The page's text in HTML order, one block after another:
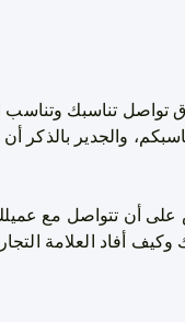
تناسبك وتناسب
والجدير بالذكر
أن تتواصل مع